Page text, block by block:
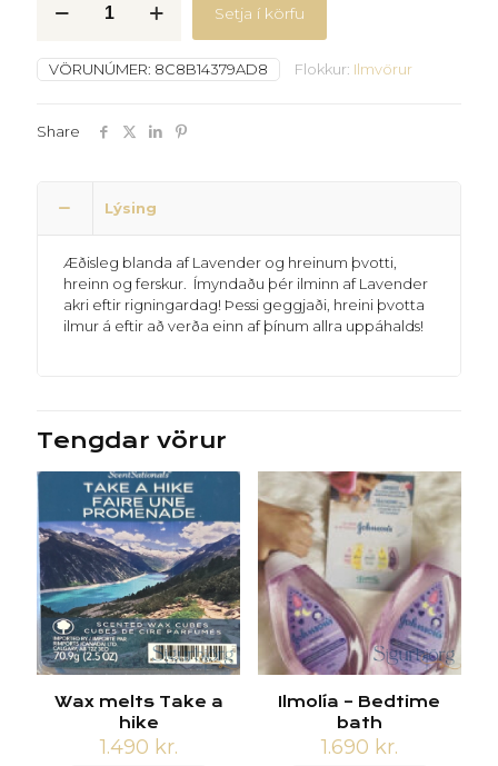
linen
quantity
Setja í körfu
VÖRUNÚMER: 8C8B14379AD8 Flokkur: Ilmvörur
Share
Lýsing
Æðisleg blanda af Lavender og hreinum þvotti,
hreinn og ferskur. Ímyndaðu þér ilminn af Lavender
akri eftir rigningardag! Þessi geggjaði, hreini þvotta
ilmur á eftir að verða einn af þínum allra uppáhalds!
Tengdar vörur
Wax melts Take a
hike
1.490 kr.
Ilmolía – Bedtime
bath
1.690 kr.